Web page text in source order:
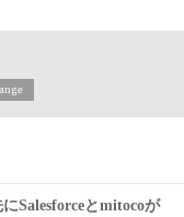
Salesforceとmitocoが